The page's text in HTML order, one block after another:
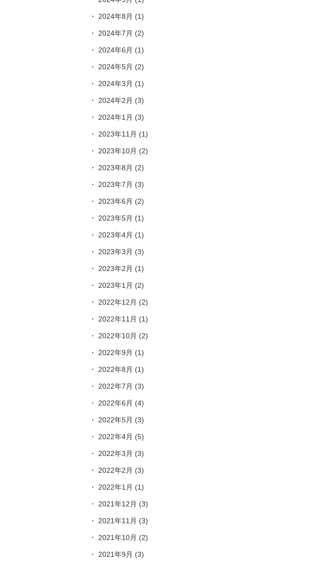
2024年8月 (1)
2024年7月 (2)
2024年6月 (1)
2024年5月 (2)
2024年3月 (1)
2024年2月 (3)
2024年1月 (3)
2023年11月 (1)
2023年10月 (2)
2023年8月 (2)
2023年7月 (3)
2023年6月 (2)
2023年5月 (1)
2023年4月 (1)
2023年3月 (3)
2023年2月 (1)
2023年1月 (2)
2022年12月 (2)
2022年11月 (1)
2022年10月 (2)
2022年9月 (1)
2022年8月 (1)
2022年7月 (3)
2022年6月 (4)
2022年5月 (3)
2022年4月 (5)
2022年3月 (3)
2022年2月 (3)
2022年1月 (1)
2021年12月 (3)
2021年11月 (3)
2021年10月 (2)
2021年9月 (3)